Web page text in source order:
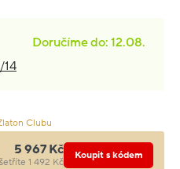
Doručíme do: 12.08.
14
Clubu
5 967 Kč
1 492 Kč
Koupit s kódem